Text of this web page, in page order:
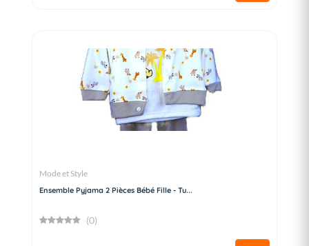
Mode et Style
Ensemble Pyjama 2 Pièces Bébé Fille - Tu...
(0)